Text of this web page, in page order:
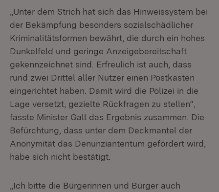
„Unter dem Strich hat sich das Hinweissystem bei
der Bekämpfung besonders sozialschädlicher
Kriminalitätsformen bewährt, die durch ein hohes
Dunkelfeld und geringe Anzeigebereitschaft
gekennzeichnet sind. Erfreulich ist auch, dass
rund zwei Drittel aller Nutzer einen Postkasten
eingerichtet haben. Damit wird die Polizei in die
Lage versetzt, gezielte Rückfragen zu stellen“,
fasste Minister Gall das Ergebnis zusammen. Die
Befürchtung, dass unter dem Deckmantel der
Anonymität das Denunziantentum gefördert wird,
habe sich nicht bestätigt.
„Ich bitte die Bürgerinnen und Bürger auch